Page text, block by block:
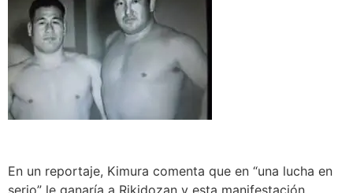
En un reportaje, Kimura comenta que en “una lucha en